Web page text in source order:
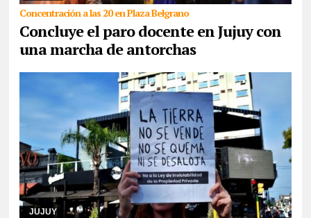
Concentración a las 20 en Plaza Belgrano
Concluye el paro docente en Jujuy con
una marcha de antorchas
JUJUY
05/08/2026 Comunidades indígenas, sindicatos, ambientalistas,
organizaciones sociales, políticas y de derechos humanos se
congregarán en la capital, como así ta ...